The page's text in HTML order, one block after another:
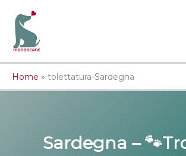
contenuto
Home » tolettatura-Sardegna
Sardegna –